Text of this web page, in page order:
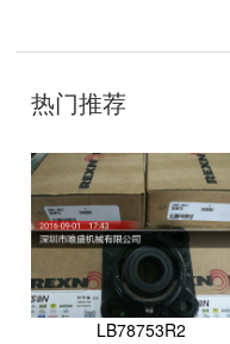
技
开
：
聊
城
网
络
公
司
热门推荐
LB78753R2